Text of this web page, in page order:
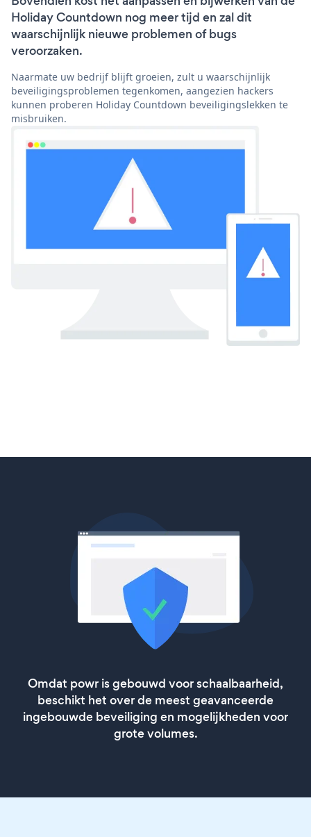
Holiday Countdown nog meer tijd en zal dit
waarschijnlijk nieuwe problemen of bugs
veroorzaken.
Naarmate uw bedrijf blijft groeien, zult u waarschijnlijk
beveiligingsproblemen tegenkomen, aangezien hackers
kunnen proberen Holiday Countdown beveiligingslekken te
misbruiken.
Omdat powr is gebouwd voor schaalbaarheid,
beschikt het over de meest geavanceerde
ingebouwde beveiliging en mogelijkheden voor
grote volumes.